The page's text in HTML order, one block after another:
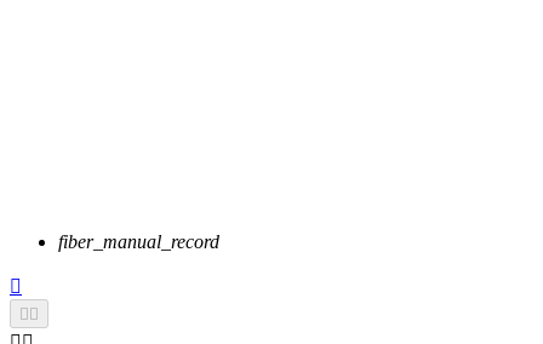
fiber_manual_record

